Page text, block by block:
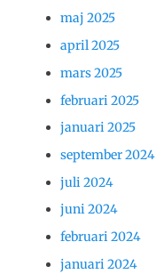
maj 2025
april 2025
mars 2025
februari 2025
januari 2025
september 2024
juli 2024
juni 2024
februari 2024
januari 2024